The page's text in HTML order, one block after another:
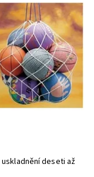
deseti až